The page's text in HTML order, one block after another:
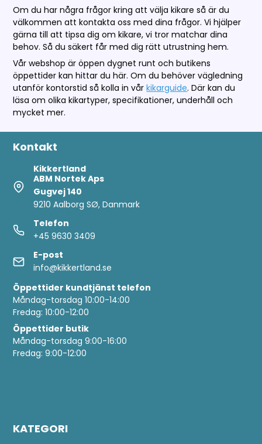
Om du har några frågor kring att välja kikare så är du
välkommen att kontakta oss med dina frågor. Vi hjälper
gärna till att tipsa dig om kikare, vi tror matchar dina
behov. Så du säkert får med dig rätt utrustning hem.
Vår webshop är öppen dygnet runt och butikens
öppettider kan hittar du här. Om du behöver vägledning
utanför kontorstid så kolla in vårkikarguide. Där kan du
läsa om olika kikartyper, specifikationer, underhåll och
mycket mer.
Kontakt
Kikkertland
ABM Nortek Aps
Gugvej 140
9210 Aalborg SØ, Danmark
Telefon
+45 9630 3409
E-post
info@kikkertland.se
Öppettider kundtjänst telefon
Måndag-torsdag 10:00-14:00
Fredag: 10:00-12:00
Öppettider butik
Måndag-torsdag 9:00-16:00
Fredag: 9:00-12:00
KATEGORI